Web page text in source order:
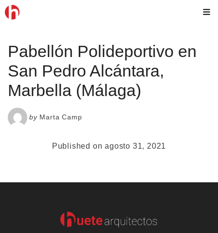
Skip
to
Pabellón Polideportivo en
San Pedro Alcántara,
Marbella (Málaga)
by Marta Camp
Published on agosto 31, 2021